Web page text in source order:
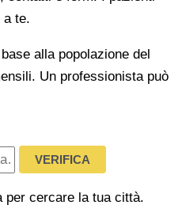
a te.
alla popolazione del
Un professionista può
VERIFICA
per cercare la tua città.